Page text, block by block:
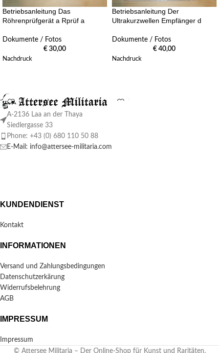
Betriebsanleitung Das
Röhrenprüfgerät a Rprüf a
Dokumente / Fotos
€ 30,00
Nachdruck
Betriebsanleitung Der
Ultrakurzwellen Empfänger d
Dokumente / Fotos
€ 40,00
Nachdruck
A-2136 Laa an der Thaya
Siedlergasse 33
Phone: +43 (0) 680 110 50 88
E-Mail: info@attersee-militaria.com
KUNDENDIENST
Kontakt
INFORMATIONEN
Versand und Zahlungsbedingungen
Datenschutzerkärung
Widerrufsbelehrung
AGB
IMPRESSUM
Impressum
© Attersee Militaria – Der Online-Shop für Kunst und Raritäten.